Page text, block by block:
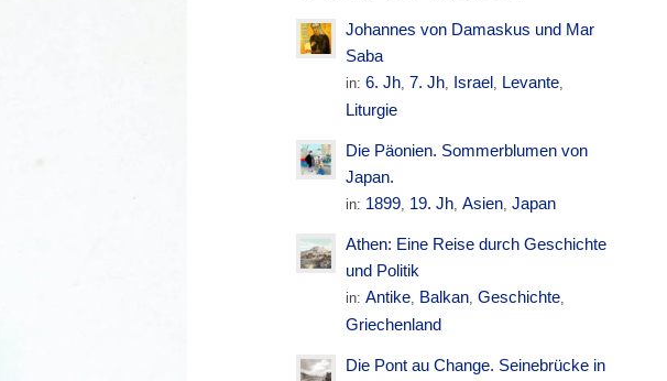
Johannes von Damaskus und Mar
Saba
in:6. Jh, 7. Jh, Israel, Levante,
Liturgie
Die Päonien. Sommerblumen von
Japan.
in: 1899, 19. Jh,Asien,Japan
Athen: Eine Reise durch Geschichte
und Politik
in:Antike, Balkan,Geschichte,
Griechenland
Die Pont au Change. Seinebrücke in